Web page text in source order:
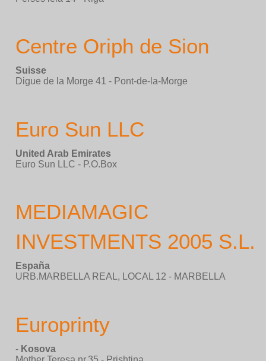
Centre Oriph de Sion
Suisse
Digue de la Morge 41 - Pont-de-la-Morge
Euro Sun LLC
United Arab Emirates
Euro Sun LLC - P.O.Box
MEDIAMAGIC
INVESTMENTS 2005 S.L.
España
URB.MARBELLA REAL, LOCAL 12 - MARBELLA
Europrinty
- Kosova